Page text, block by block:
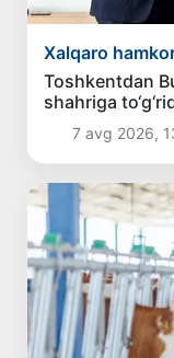
Xalqaro
Toshkentdan
shahriga
qo‘yish
7 avg 2026,